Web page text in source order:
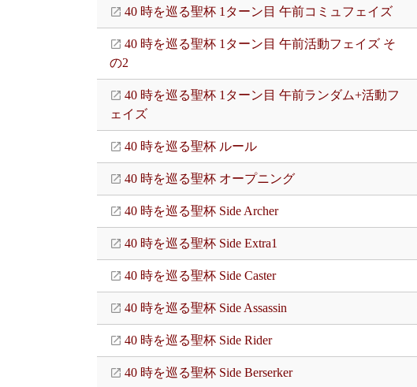
40 時を巡る聖杯 1ターン目 午前コミュフェイズ
40 時を巡る聖杯 1ターン目 午前活動フェイズ そ
の2
40 時を巡る聖杯 1ターン目 午前ランダム+活動フ
ェイズ
40 時を巡る聖杯 ルール
40 時を巡る聖杯 オープニング
40 時を巡る聖杯 Side Archer
40 時を巡る聖杯 Side Extra1
40 時を巡る聖杯 Side Caster
40 時を巡る聖杯 Side Assassin
40 時を巡る聖杯 Side Rider
40 時を巡る聖杯 Side Berserker